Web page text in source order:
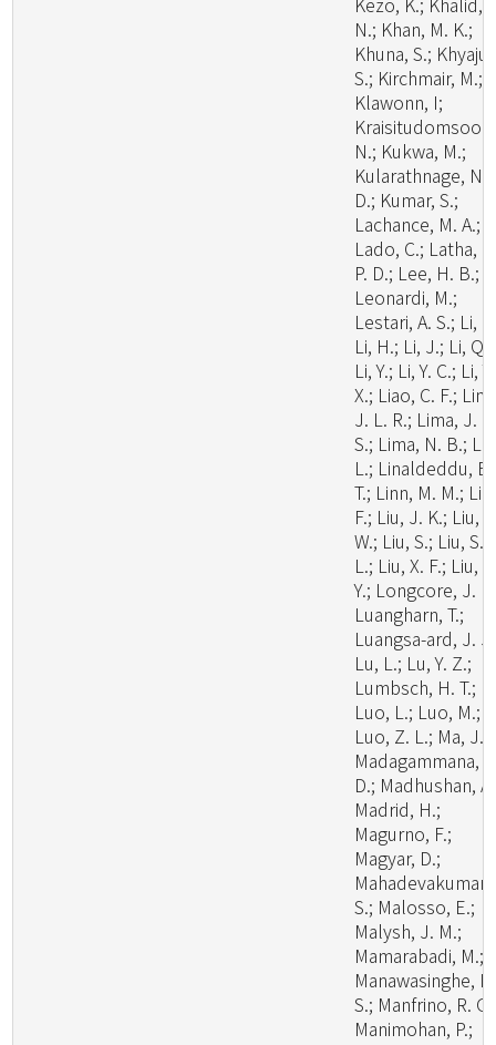
N.; Khan, M. K.;
Khuna, S.; Khyaju,
S.; Kirchmair, M.;
Klawonn, I;
Kraisitudomsook,
N.; Kukwa, M.;
Kularathnage, N.
D.; Kumar, S.;
Lachance, M. A.;
Lado, C.; Latha,
P. D.; Lee, H. B.;
Leonardi, M.;
Lestari, A. S.; Li,
Li, H.; Li, J.; Li, Q.;
Li, Y.; Li, Y. C.; Li, Y.
X.; Liao, C. F.;
J. L. R.; Lima, J.
S.; Lima, N. B.;
L.; Linaldeddu, B.
T.; Linn, M. M.; Liu,
F.; Liu, J. K.; Liu,
W.; Liu, S.; Liu, S.
L.; Liu, X. F.; Liu,
Y.; Longcore, J.
Luangharn, T.;
Luangsa-ard, J.
Lu, L.; Lu, Y. Z.;
Lumbsch, H. T.;
Luo, L.; Luo, M.;
Luo, Z. L.; Ma, J.;
Madagammana,
D.; Madhushan,
Madrid, H.;
Magurno, F.;
Magyar, D.;
Mahadevakumar,
S.; Malosso, E.;
Malysh, J. M.;
Mamarabadi, M.;
Manawasinghe, I.
S.; Manfrino, R.
Manimohan, P.;